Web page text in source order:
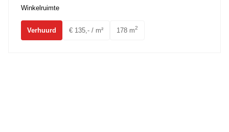
Winkelruimte
Verhuurd € 135,- / m² 178 m2